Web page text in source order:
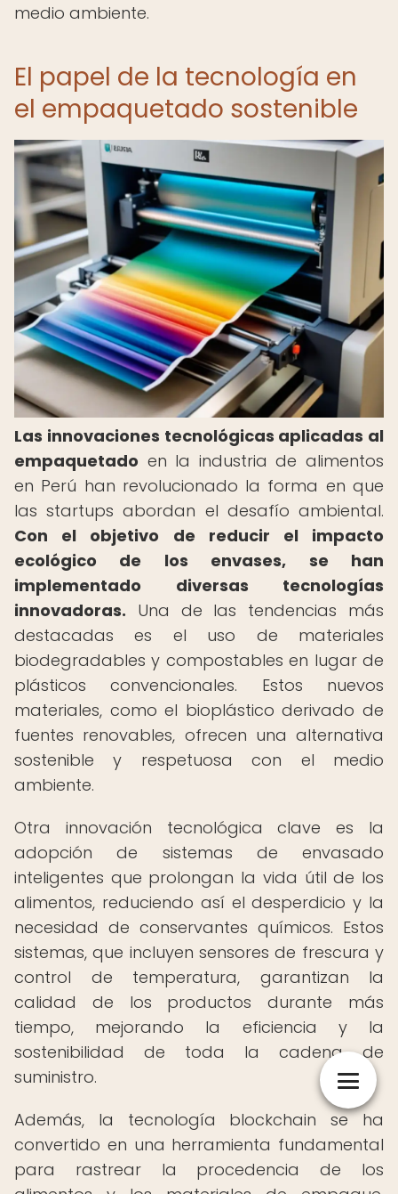
medio ambiente.
El papel de la tecnología en
el empaquetado sostenible
Las innovaciones tecnológicas aplicadas al
empaquetado en la industria de alimentos
en Perú han revolucionado la forma en que
las startups abordan el desafío ambiental.
Con el objetivo de reducir el impacto
ecológico de los envases, se han
implementado diversas tecnologías
innovadoras. Una de las tendencias más
destacadas es el uso de materiales
biodegradables y compostables en lugar de
plásticos convencionales. Estos nuevos
materiales, como el bioplástico derivado de
fuentes renovables, ofrecen una alternativa
sostenible y respetuosa con el medio
ambiente.
Otra innovación tecnológica clave es la
adopción de sistemas de envasado
inteligentes que prolongan la vida útil de los
alimentos, reduciendo así el desperdicio y la
necesidad de conservantes químicos. Estos
sistemas, que incluyen sensores de frescura y
control de temperatura, garantizan la
calidad de los productos durante más
tiempo, mejorando la eficiencia y la
sostenibilidad de toda la cadena de
suministro.
Además, la tecnología blockchain se ha
convertido en una herramienta fundamental
para rastrear la procedencia de los